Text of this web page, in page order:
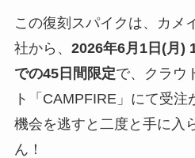
この復刻スパイクは、カメ
社から、 2026年6月1日(月)
での45日間限定で、クラウ
ト「CAMPFIRE」にて受
機会を逃すと二度と手に入
ん！